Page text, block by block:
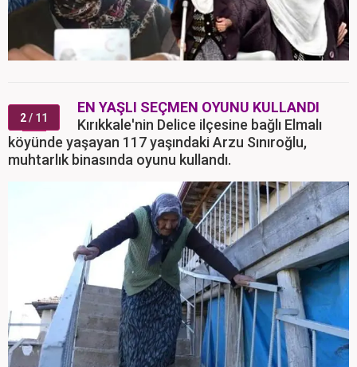
2/ 11
EN YAŞLI SEÇMEN OYUNU KULLANDI
Kırıkkale'nin Delice ilçesine bağlı Elmalı
köyünde yaşayan 117 yaşındaki Arzu Sınıroğlu,
muhtarlık binasında oyunu kullandı.